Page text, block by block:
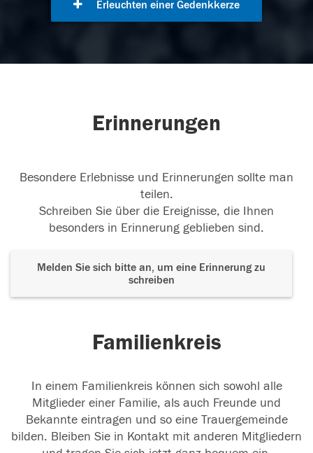
Erleuchten einer Gedenkkerze
Erinnerungen
Besondere Erlebnisse und Erinnerungen sollte man
teilen.
Schreiben Sie über die Ereignisse, die Ihnen
besonders in Erinnerung geblieben sind.
Melden Sie sich bitte an, um eine Erinnerung zu
schreiben
Familienkreis
In einem Familienkreis können sich sowohl alle
Mitglieder einer Familie, als auch Freunde und
Bekannte eintragen und so eine Trauergemeinde
bilden. Bleiben Sie in Kontakt mit anderen Mitgliedern